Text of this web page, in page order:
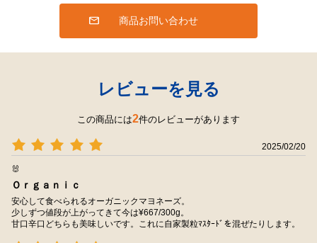
商品お問い合わせ
レビューを見る
この商品には2件のレビューがあります
2025/02/20
🐰
Ｏｒｇａｎｉｃ
安心して食べられるオーガニックマヨネーズ。
少しずつ値段が上がってきて今は¥667/300g。
甘口辛口どちらも美味しいです。これに自家製粒ﾏｽﾀｰﾄﾞを混ぜたりします。